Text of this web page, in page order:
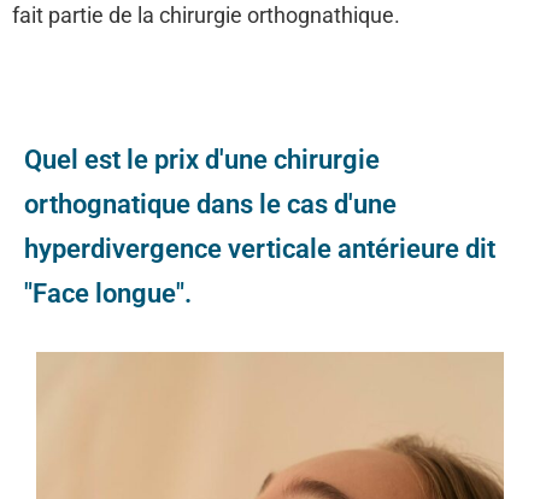
fait partie de la chirurgie orthognathique.
Quel est le prix d'une chirurgie
orthognatique dans le cas d'une
hyperdivergence verticale antérieure dit
"Face longue".